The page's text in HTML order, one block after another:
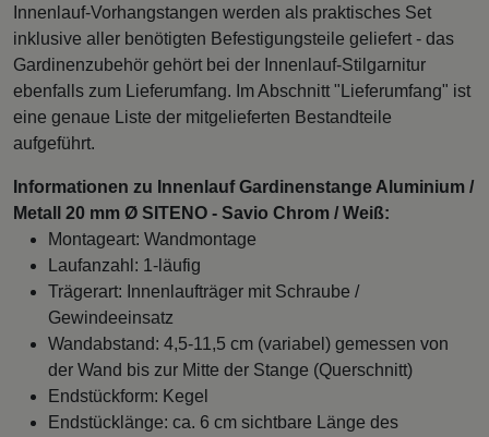
Innenlauf-Vorhangstangen werden als praktisches Set
inklusive aller benötigten Befestigungsteile geliefert - das
Gardinenzubehör gehört bei der Innenlauf-Stilgarnitur
ebenfalls zum Lieferumfang. Im Abschnitt "Lieferumfang" ist
eine genaue Liste der mitgelieferten Bestandteile
aufgeführt.
Informationen zu Innenlauf Gardinenstange Aluminium /
Metall 20 mm Ø SITENO - Savio Chrom / Weiß:
Montageart: Wandmontage
Laufanzahl: 1-läufig
Trägerart: Innenlaufträger mit Schraube /
Gewindeeinsatz
Wandabstand: 4,5-11,5 cm (variabel) gemessen von
der Wand bis zur Mitte der Stange (Querschnitt)
Endstückform: Kegel
Endstücklänge: ca. 6 cm sichtbare Länge des